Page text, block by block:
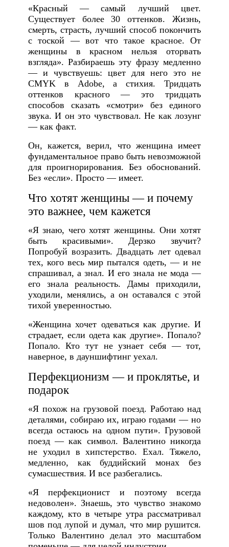
«Красный — самый лучший цвет.
Существует более 30 оттенков. Жизнь,
смерть, страсть, лучший способ покончить
с тоской — вот что такое красное. От
женщины в красном нельзя оторвать
взгляда». Разбираешь эту фразу медленно
— и чувствуешь: цвет для него это не
CMYK в Adobe, а стихия. Тридцать
оттенков красного — это тридцать
способов сказать «смотри» без единого
звука. И он это чувствовал. Не как лозунг
— как факт.
Он, кажется, верил, что женщина имеет
фундаментальное право быть невозможной
для проигнорирования. Без обоснований.
Без «если». Просто — имеет.
Что хотят женщины — и почему
это важнее, чем кажется
«Я знаю, чего хотят женщины. Они хотят
быть красивыми». Дерзко звучит?
Попробуй возразить. Двадцать лет одевал
тех, кого весь мир пытался одеть, — и не
спрашивал, а знал. И его знала не мода —
его знала реальность. Дамы приходили,
уходили, менялись, а он оставался с этой
тихой уверенностью.
«Женщина хочет одеваться как другие. И
страдает, если одета как другие». Попало?
Попало. Кто тут не узнает себя — тот,
наверное, в дауншифтинг уехал.
Перфекционизм — и проклятье, и
подарок
«Я похож на грузовой поезд. Работаю над
деталями, собираю их, играю годами — но
всегда остаюсь на одном пути». Грузовой
поезд — как символ. Валентино никогда
не уходил в хипстерство. Ехал. Тяжело,
медленно, как буддийский монах без
сумасшествия. И все разбегались.
«Я перфекционист и поэтому всегда
недоволен». Знаешь, это чувство знакомо
каждому, кто в четыре утра рассматривал
шов под лупой и думал, что мир рушится.
Только Валентино делал это масштабом